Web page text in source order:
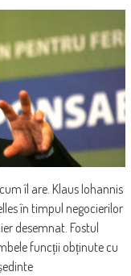
îl are. Klaus Iohannis
în timpul negocierilor
desemnat. Fostul
funcții obținute cu